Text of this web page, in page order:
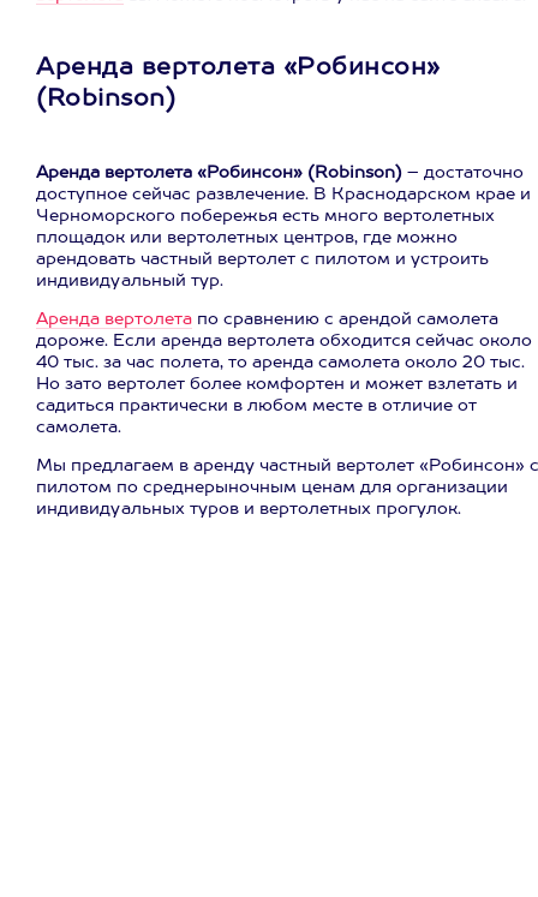
Аренда вертолета «Робинсон»
(Robinson)
Аренда вертолета «Робинсон» (Robinson) – достаточно
доступное сейчас развлечение. В Краснодарском крае и
Черноморского побережья есть много вертолетных
площадок или вертолетных центров, где можно
арендовать частный вертолет с пилотом и устроить
индивидуальный тур.
Аренда вертолета по сравнению с арендой самолета
дороже. Если аренда вертолета обходится сейчас около
40 тыс. за час полета, то аренда самолета около 20 тыс.
Но зато вертолет более комфортен и может взлетать и
садиться практически в любом месте в отличие от
самолета.
Мы предлагаем в аренду частный вертолет «Робинсон» с
пилотом по среднерыночным ценам для организации
индивидуальных туров и вертолетных прогулок.